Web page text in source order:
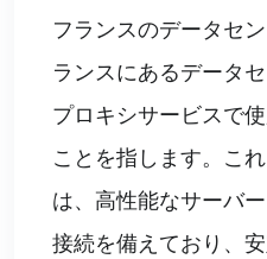
フランスのデータセ
ランスにあるデータ
プロキシサービスで
ことを指します。こ
は、高性能なサーバ
接続を備えており、